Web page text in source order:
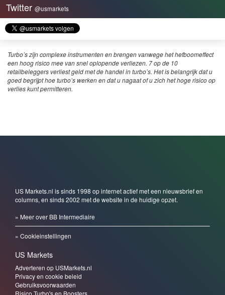
Twitter @usmarkets
Turbo’s zijn complexe instrumenten en brengen vanwege het hefboomeffect
een hoog risico mee van snel oplopende verliezen. 7 op de 10
retailbeleggers verliest geld met de handel in turbo’s. Het is belangrijk dat u
goed begrijpt hoe turbo’s werken en dat u nagaat of u zich het hoge risico op
verlies kunt permitteren.
US Markets.nl is sinds 1998 op internet actief met een nieuwsbrief en
columns, en sinds 2002 met de website in de huidige opzet.
» Meer over BB Intermediaire
» Cookieinstellingen
US Markets
Adverteren op USMarkets.nl
Privacy en cookie beleid
Gebruiksvoorwaarden
Risico Turbo's en Boosters